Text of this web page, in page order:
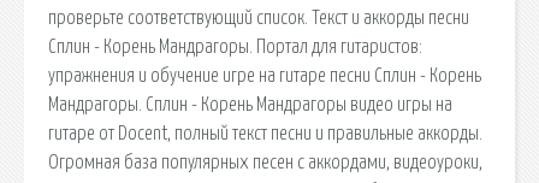
проверьте соответствующий список. Текст и аккорды песни
Сплин - Корень Мандрагоры. Портал для гитаристов:
упражнения и обучение игре на гитаре песни Сплин - Корень
Мандрагоры. Сплин - Корень Мандрагоры видео игры на
гитаре от Docent, полный текст песни и правильные аккорды.
Огромная база популярных песен с аккордами, видеоуроки,